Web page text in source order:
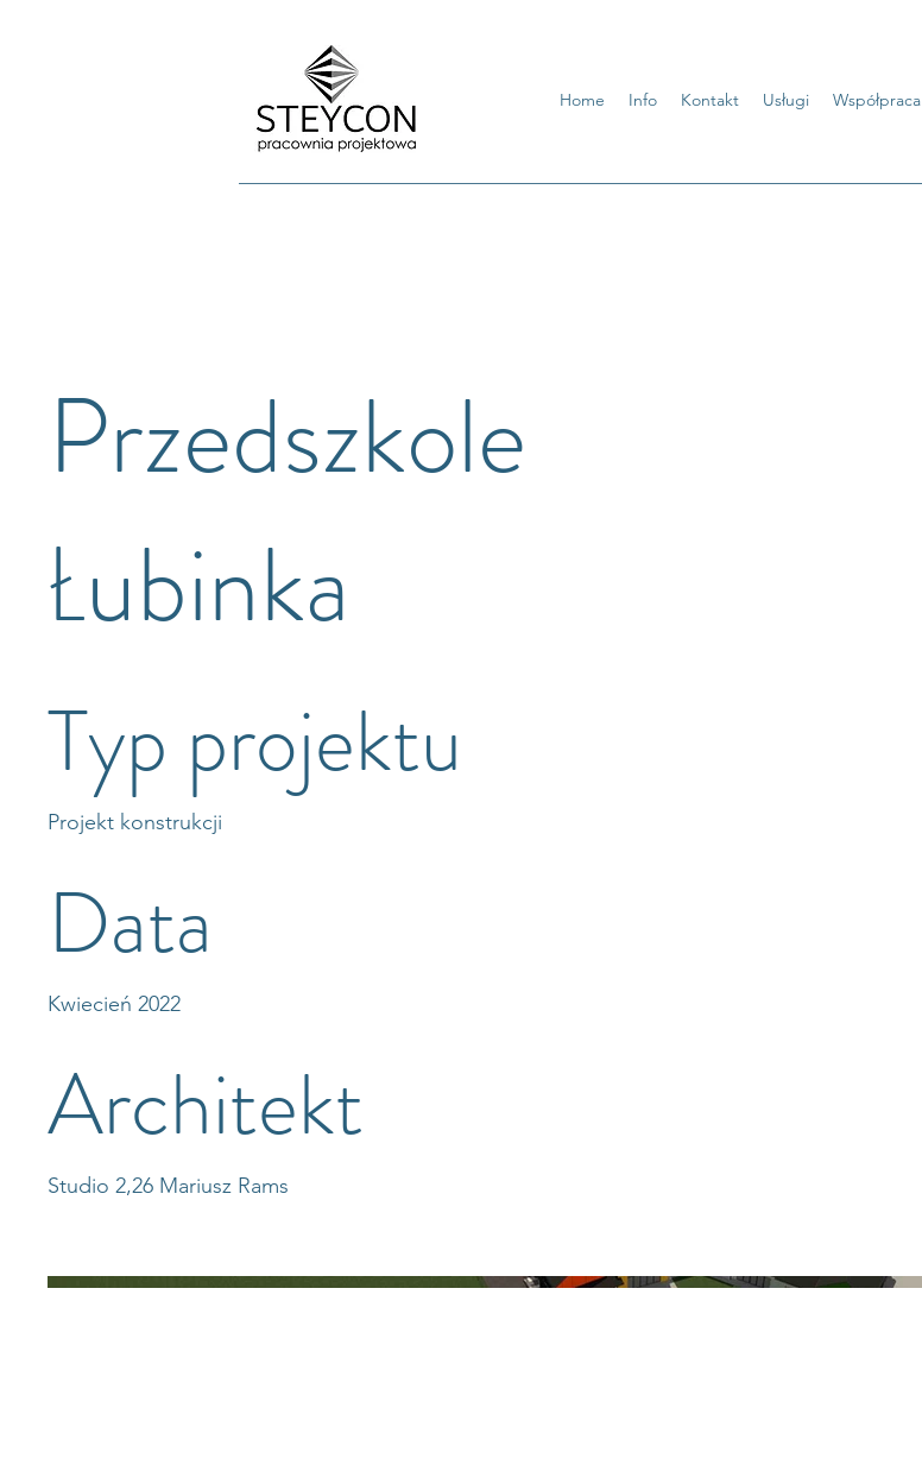
Home Info Kontakt Usługi Współpraca
Przedszkole
Łubinka
Typ projektu
Projekt konstrukcji
Data
Kwiecień 2022
Architekt
Studio 2,26 Mariusz Rams